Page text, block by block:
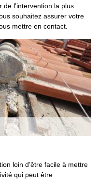
l’intervention la plus
souhaitez assurer votre
mettre en contact.
loin d’être facile à mettre
qui peut être